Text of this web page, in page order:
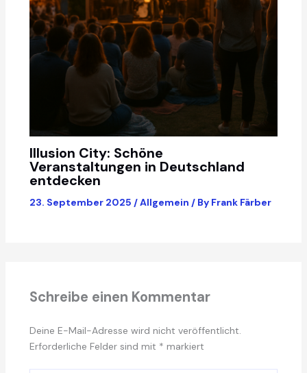
Illusion City: Schöne
Veranstaltungen in Deutschland
entdecken
23. September 2025 /Allgemein / By Frank Färber
Schreibe einen Kommentar
Deine E-Mail-Adresse wird nicht veröffentlicht.
Erforderliche Felder sind mit * markiert